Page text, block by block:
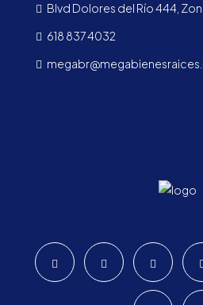
Blvd Dolores del Río 444,
618 837 4032